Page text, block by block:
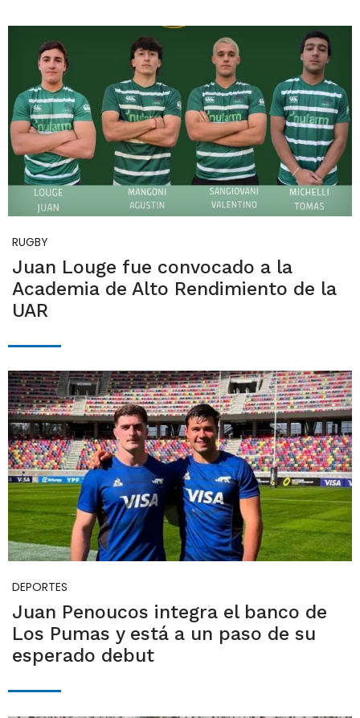
RUGBY
Juan Louge fue convocado a la
Academia de Alto Rendimiento de la
UAR
DEPORTES
Juan Penoucos integra el banco de
Los Pumas y está a un paso de su
esperado debut